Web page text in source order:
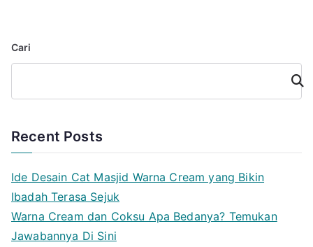
Cari
Cari
Recent Posts
Ide Desain Cat Masjid Warna Cream yang Bikin
Ibadah Terasa Sejuk
Warna Cream dan Coksu Apa Bedanya? Temukan
Jawabannya Di Sini